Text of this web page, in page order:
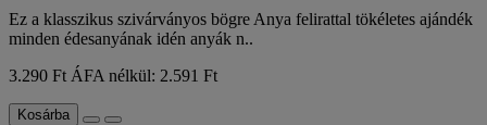
Ez a klasszikus szivárványos bögre Anya felirattal tökéletes ajándék
minden édesanyának idén anyák n..
3.290 Ft ÁFA nélkül: 2.591 Ft
Kosárba